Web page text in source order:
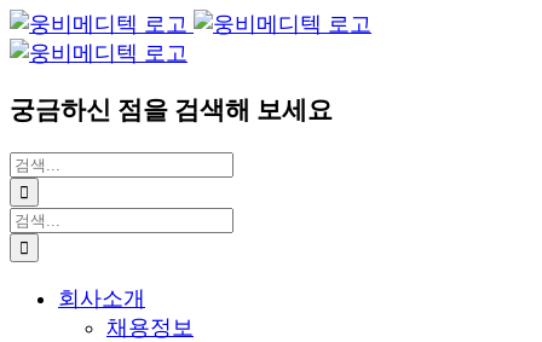
콘
텐
로
너
뛰
기
Blogger
YouTube
Facebook
이
메
궁금하신 점을 검색해 보세요
검
색:
검
색:
회사소개
채용정보